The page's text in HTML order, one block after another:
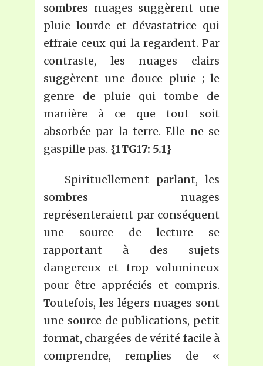
sombres nuages suggèrent une
pluie lourde et dévastatrice qui
effraie ceux qui la regardent. Par
contraste, les nuages clairs
suggèrent une douce pluie ; le
genre de pluie qui tombe de
manière à ce que tout soit
absorbée par la terre. Elle ne se
gaspille pas. {1TG17: 5.1}
Spirituellement parlant, les
sombres nuages
représenteraient par conséquent
une source de lecture se
rapportant à des sujets
dangereux et trop volumineux
pour être appréciés et compris.
Toutefois, les légers nuages sont
une source de publications, petit
format, chargées de vérité facile à
comprendre, remplies de «